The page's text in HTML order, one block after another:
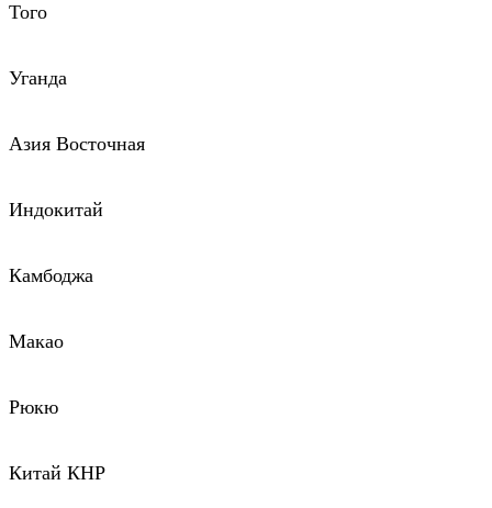
Того
Уганда
Азия Восточная
Индокитай
Камбоджа
Макао
Рюкю
Китай КНР